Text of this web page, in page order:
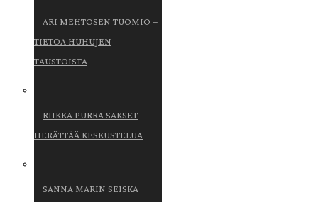
ARI MEHTOSEN TUOMIO –
TIETOA HUHUJEN
TAUSTOISTA
RIIKKA PURRA SAKSET
HERÄTTÄÄ KESKUSTELUA
SANNA MARIN SEISKA